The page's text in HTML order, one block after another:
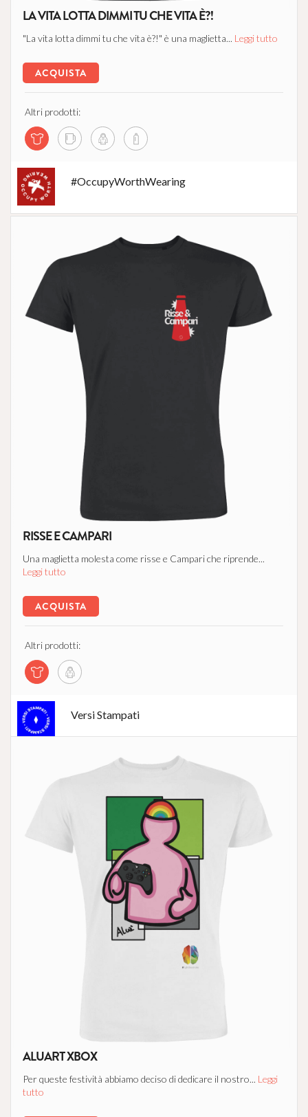
LA VITA LOTTA DIMMI TU CHE VITA È?!
"La vita lotta dimmi tu che vita è?!" è una maglietta... Leggi tutto
ACQUISTA
Altri prodotti:
#OccupyWorthWearing
RISSE E CAMPARI
Una maglietta molesta come risse e Campari che riprende...
Leggi tutto
ACQUISTA
Altri prodotti:
Versi Stampati
ALUART XBOX
Per queste festività abbiamo deciso di dedicare il nostro... Leggi
tutto